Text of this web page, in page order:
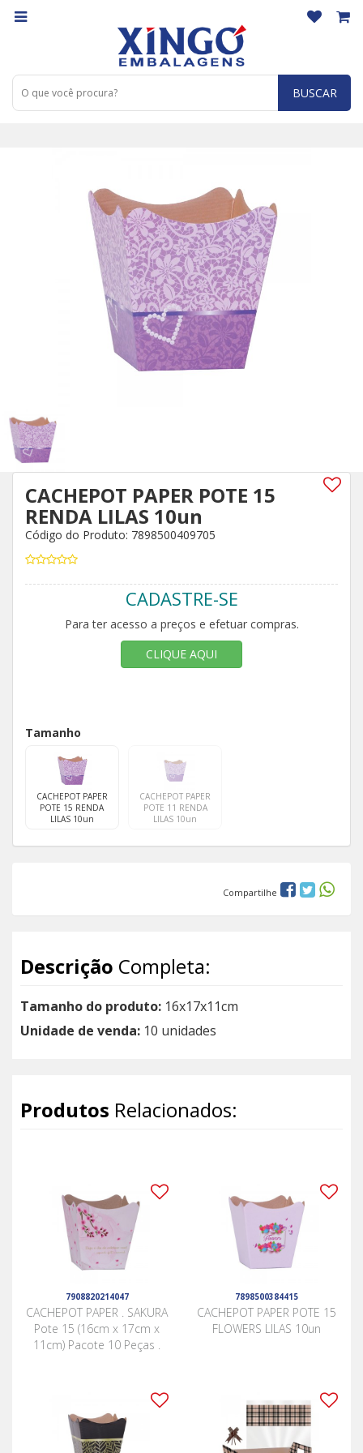
BUSCAR
CACHEPOT PAPER POTE 15
RENDA LILAS 10un
Código do Produto: 7898500409705
CADASTRE-SE
Para ter acesso a preços e efetuar compras.
CLIQUE AQUI
Tamanho
CACHEPOT PAPER
POTE 15 RENDA
LILAS 10un
CACHEPOT PAPER
POTE 11 RENDA
LILAS 10un
Compartilhe
Descrição Completa:
Tamanho do produto: 16x17x11cm
Unidade de venda: 10 unidades
Produtos Relacionados:
7908820214047
CACHEPOT PAPER . SAKURA
Pote 15 (16cm x 17cm x
11cm) Pacote 10 Peças .
7898500384415
CACHEPOT PAPER POTE 15
FLOWERS LILAS 10un